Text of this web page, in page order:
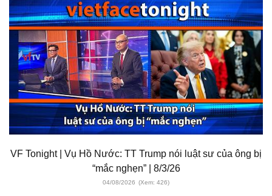
VF Tonight | Vụ Hồ Nước: TT Trump nói luật sư của ông bị
“mắc nghẹn” | 8/3/26
04/08/2026 (Xem: 426)